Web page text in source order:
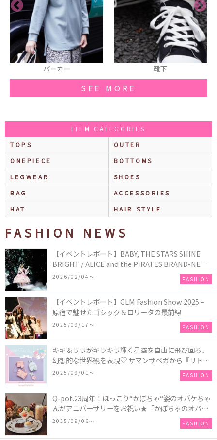
パーカー 靴下
SEE MORE
ITEM CATEGORIES
TOPS
OUTER
ONEPIECE
BOTTOMS
LEGWEAR
SHOES
BAG
ACCESSORIES
HAT
HAIR STYLE
FASHION NEWS
【イベントレポート】BABY, THE STARS SHINE
BRIGHT / ALICE and the PIRATES BRAND-NEW
COLLECTION in TOKYO
2026/02/04〜 FASHION
【イベントレポート】GLM Fashion Show 2025 –
原宿で魅せたゴシック＆ロリータの最前線
2025/09/17〜 FASHION
キキ＆ララがキラキラ輝く星空を自由に飛び回る、
幻想的な世界観を表現♡ サマンサベガから『リトル
ツインスターズ』50周年アニバーサリーイヤー』を
2025/09/01〜 FASHION
Q-pot.23周年！ほっこり“かぼちゃ“姿のオバケちゃ
んがアニバーサリーをお祝い★「かぼちゃのオバケ
ーキアクセサリー」が新発売！Q-pot CAFE.では
「かぼちゃのオバケーキプレート」も登場
2025/09/06〜 FASHION